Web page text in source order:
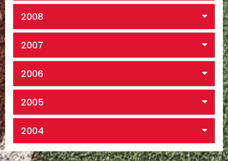
2008
2007
2006
2005
2004